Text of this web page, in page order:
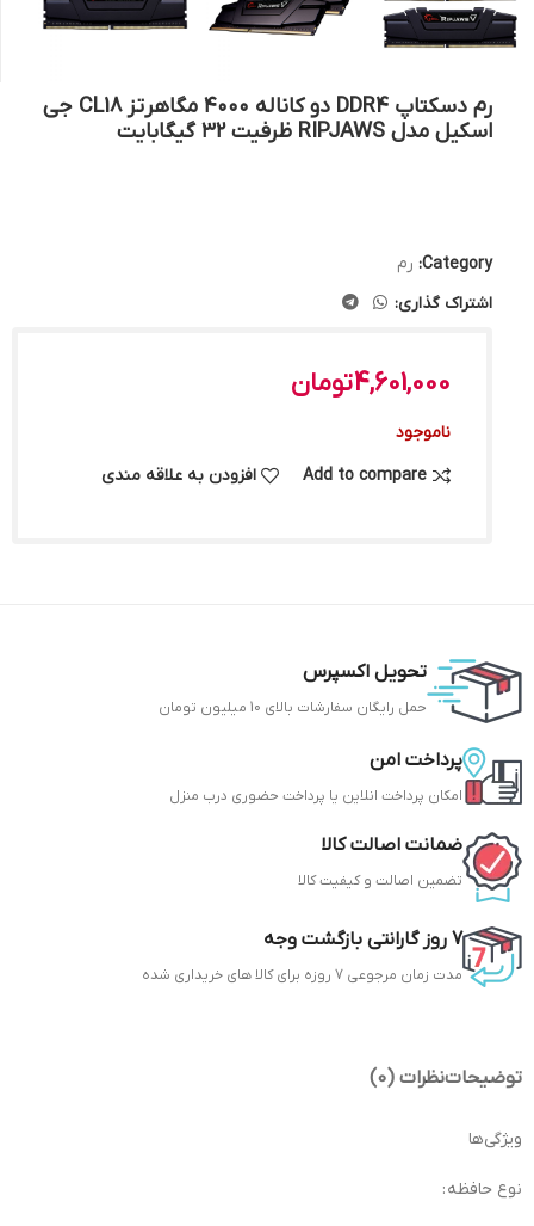
رم دسکتاپ DDR4 دو کاناله ۴۰۰۰ مگاهرتز CL18 جی
اسکیل مدل RIPJAWS ظرفیت ۳۲ گیگابایت
Category: رم
اشتراک گذاری:
4,601,000تومان
ناموجود
Add to compare
افزودن به علاقه مندی
تحویل اکسپرس
حمل رایگان سفارشات بالای 10 میلیون تومان
پرداخت امن
امکان پرداخت انلاین یا پرداخت حضوری درب منزل
ضمانت اصالت کالا
تضمین اصالت و کیفیت کالا
7 روز گارانتی بازگشت وجه
مدت زمان مرجوعی 7 روزه برای کالا های خریداری شده
توضیحاتنظرات (0)
ویژگی‌ها
نوع حافظه :